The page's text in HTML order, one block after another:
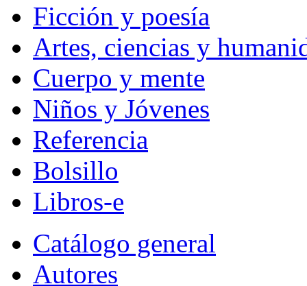
Ficción y poesía
Artes, ciencias y
Cuerpo y mente
Niños y Jóvenes
Referencia
Bolsillo
Libros-e
Catálogo general
Autores